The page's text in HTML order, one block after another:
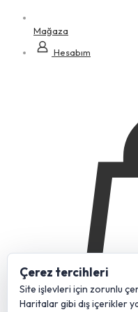
Mağaza
Hesabım
Çerez tercihleri
Site işlevleri için zorunlu
Haritalar gibi dış içerikler